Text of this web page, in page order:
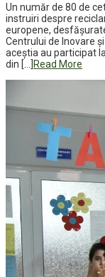
Un număr de 80 de
instruiri despre
europene,
Centrului de Inovare
aceștia au participat
din […]
Read More